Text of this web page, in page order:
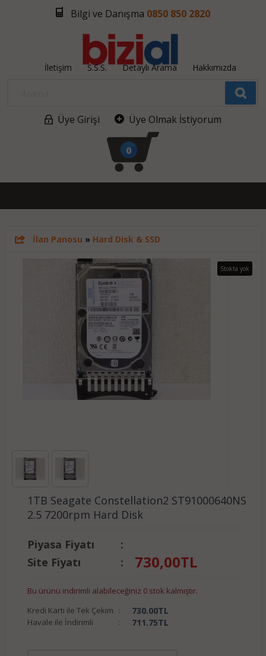
Bilgi ve Danışma 0850 850 2820
İletişim S.S.S. Detaylı Arama Hakkımızda
Üye Girişi Üye Olmak İstiyorum
0
İlan Panosu » Hard Disk & SSD
Stokta yok
1TB Seagate Constellation2 ST91000640NS
2.5 7200rpm Hard Disk
Piyasa Fiyatı
:
Site Fiyatı
: 730,00TL
Bu ürünü indirimli alabileceğiniz 0 stok kalmıştır.
Kredi Kartı ile Tek Çekim : 730.00TL
Havale ile İndirimli : 711.75TL